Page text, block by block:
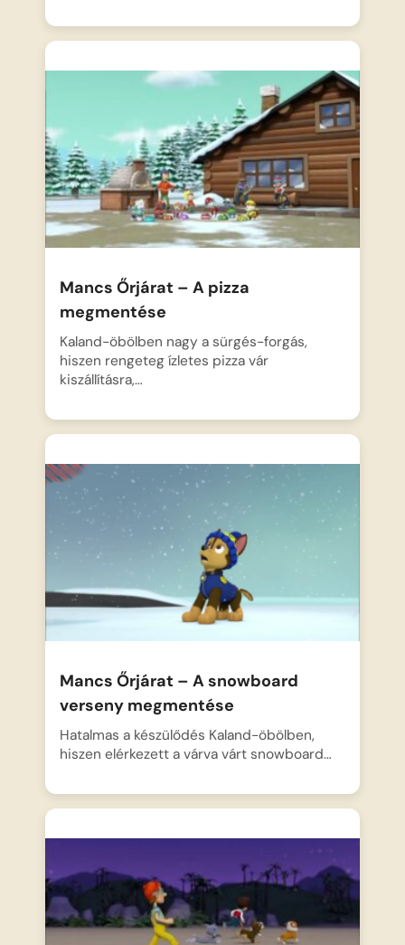
Mancs Őrjárat – A pizza
megmentése
Kaland-öbölben nagy a sürgés-forgás,
hiszen rengeteg ízletes pizza vár
kiszállításra,…
Mancs Őrjárat – A snowboard
verseny megmentése
Hatalmas a készülődés Kaland-öbölben,
hiszen elérkezett a várva várt snowboard…